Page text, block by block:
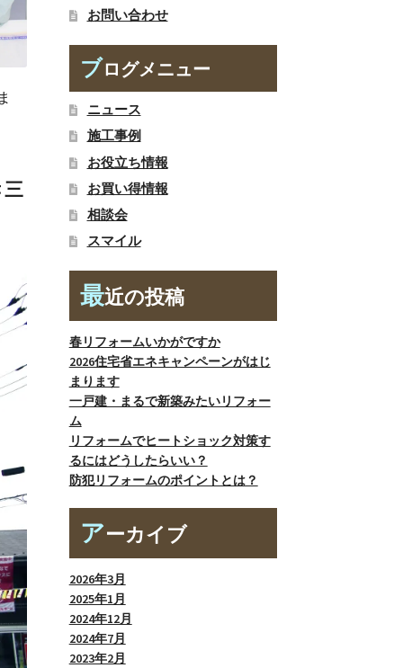
お問い合わせ
ブログメニュー
ニュース
施工事例
お役立ち情報
お買い得情報
相談会
スマイル
最近の投稿
春リフォームいかがですか
2026住宅省エネキャンペーンがはじ
まります
一戸建・まるで新築みたいリフォー
ム
リフォームでヒートショック対策す
るにはどうしたらいい？
防犯リフォームのポイントとは？
アーカイブ
2026年3月
2025年1月
2024年12月
2024年7月
2023年2月